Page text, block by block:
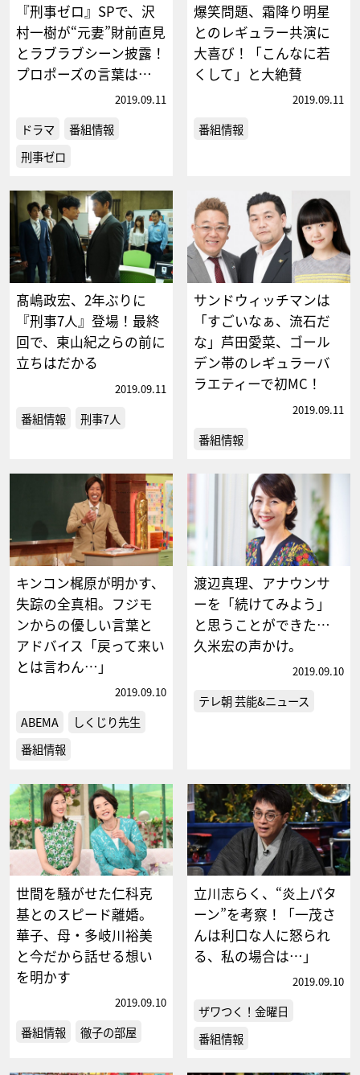
『刑事ゼロ』SPで、沢
村一樹が“元妻”財前直見
とラブラブシーン披露！
プロポーズの言葉は…
2019.09.11
ドラマ
番組情報
刑事ゼロ
爆笑問題、霜降り明星
とのレギュラー共演に
大喜び！「こんなに若
くして」と大絶賛
2019.09.11
番組情報
髙嶋政宏、2年ぶりに
『刑事7人』登場！最終
回で、東山紀之らの前に
立ちはだかる
2019.09.11
番組情報 刑事7人
サンドウィッチマンは
「すごいなぁ、流石だ
な」芦田愛菜、ゴール
デン帯のレギュラーバ
ラエティーで初MC！
2019.09.11
番組情報
キンコン梶原が明かす、
失踪の全真相。フジモ
ンからの優しい言葉と
アドバイス「戻って来い
とは言わん…」
2019.09.10
ABEMA
しくじり先生
番組情報
渡辺真理、アナウンサ
ーを「続けてみよう」
と思うことができた…
久米宏の声かけ。
2019.09.10
テレ朝 芸能&ニュース
世間を騒がせた仁科克
基とのスピード離婚。
華子、母・多岐川裕美
と今だから話せる想い
を明かす
2019.09.10
番組情報 徹子の部屋
立川志らく、“炎上パタ
ーン”を考察！「一茂さ
んは利口な人に怒られ
る、私の場合は…」
2019.09.10
ザワつく！金曜日
番組情報